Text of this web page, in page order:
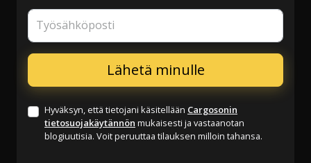
Työsähköposti
Hyväksyn, että tietojani käsitellään Cargosonin
tietosuojakäytännön mukaisesti ja vastaanotan
blogiuutisia. Voit peruuttaa tilauksen milloin tahansa.